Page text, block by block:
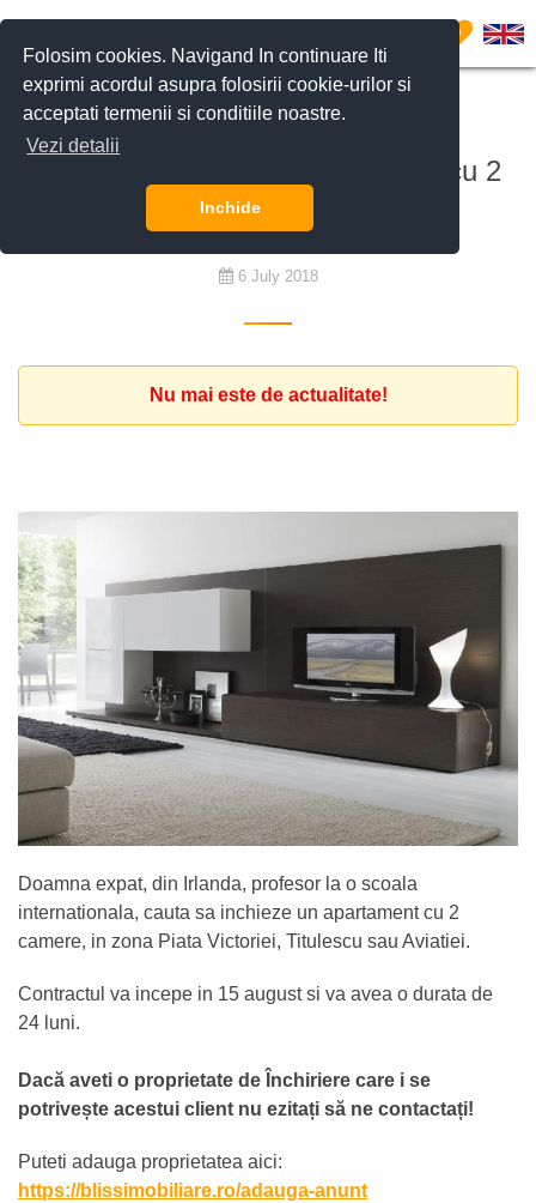
Folosim cookies. Navigand In continuare Iti
exprimi acordul asupra folosirii cookie-urilor si
acceptati termenii si conditiile noastre.
Vezi detalii
Inchide
0
De închiriat
Inchiriere rezidential apartament cu 2
camere
6 July 2018
Nu mai este de actualitate!
Doamna expat, din Irlanda, profesor la o scoala
internationala, cauta sa inchieze un apartament cu 2
camere, in zona Piata Victoriei, Titulescu sau Aviatiei.
Contractul va incepe in 15 august si va avea o durata de
24 luni.
Dacă aveti o proprietate de Închiriere care i se
potrivește acestui client nu ezitați să ne contactați!
Puteti adauga proprietatea aici:
https://blissimobiliare.ro/adauga-anunt